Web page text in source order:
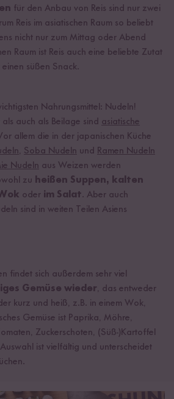
für den Anbau von Reis sind nur zwei
Reis im asiatischen Raum so beliebt
nicht nur zum Mittag oder Abend
Raum ist Reis auch eine beliebte Zutat
süßen Snack.
Nahrungsmittel: Nudeln!
auch als Beilage sind asiatische
allem die in der japanischen Küche
, Soba Nudeln und Ramen Nudeln
Nudeln aus Weizen werden
zu heißen Suppen, kalten
oder im Salat. Aber auch
sind in weiten Teilen Asiens
findet sich außerdem sehr viel
Gemüse wieder, das entweder
kurz und heiß, z.B. in einem Wok,
Gemüse ist Paprika, Möhre,
Zuckerschoten, (Süß-)Kartoffel
ist vielfältig und unterscheidet